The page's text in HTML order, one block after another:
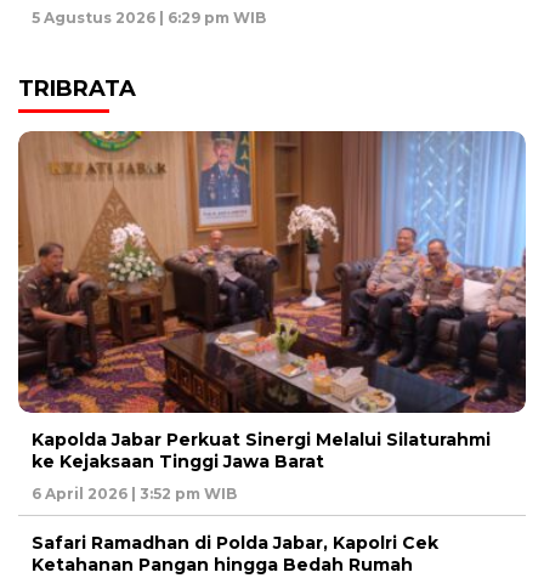
5 Agustus 2026 | 6:29 pm WIB
TRIBRATA
Kapolda Jabar Perkuat Sinergi Melalui Silaturahmi
ke Kejaksaan Tinggi Jawa Barat
6 April 2026 | 3:52 pm WIB
Safari Ramadhan di Polda Jabar, Kapolri Cek
Ketahanan Pangan hingga Bedah Rumah